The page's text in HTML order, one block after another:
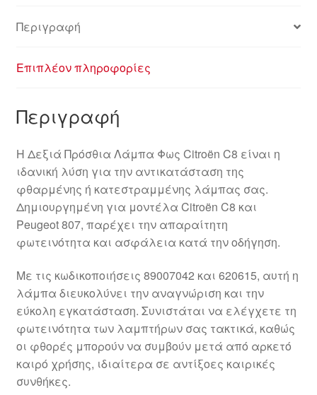
Περιγραφή
Επιπλέον πληροφορίες
Περιγραφή
Η Δεξιά Πρόσθια Λάμπα Φως Citroën C8 είναι η
ιδανική λύση για την αντικατάσταση της
φθαρμένης ή κατεστραμμένης λάμπας σας.
Δημιουργημένη για μοντέλα Citroën C8 και
Peugeot 807, παρέχει την απαραίτητη
φωτεινότητα και ασφάλεια κατά την οδήγηση.
Με τις κωδικοποιήσεις 89007042 και 620615, αυτή η
λάμπα διευκολύνει την αναγνώριση και την
εύκολη εγκατάσταση. Συνιστάται να ελέγχετε τη
φωτεινότητα των λαμπτήρων σας τακτικά, καθώς
οι φθορές μπορούν να συμβούν μετά από αρκετό
καιρό χρήσης, ιδιαίτερα σε αντίξοες καιρικές
συνθήκες.